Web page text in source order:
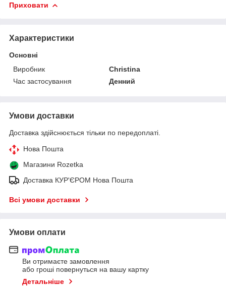
Приховати
Характеристики
Основні
Виробник
Christina
Час застосування
Денний
Умови доставки
Доставка здійснюється тільки по передоплаті.
Нова Пошта
Магазини Rozetka
Доставка КУР'ЄРОМ Нова Пошта
Всі умови доставки
Умови оплати
Ви отримаєте замовлення
або гроші повернуться на вашу картку
Детальніше